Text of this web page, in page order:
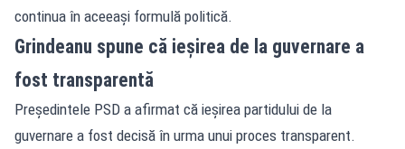
continua în aceeași formulă politică.
Grindeanu spune că ieșirea de la guvernare a
fost transparentă
Președintele PSD a afirmat că ieșirea partidului de la
guvernare a fost decisă în urma unui proces transparent.